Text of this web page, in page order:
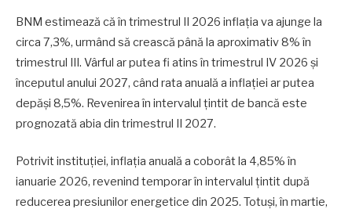
BNM estimează că în trimestrul II 2026 inflația va ajunge la
circa 7,3%, urmând să crească până la aproximativ 8% în
trimestrul III. Vârful ar putea fi atins în trimestrul IV 2026 și
începutul anului 2027, când rata anuală a inflației ar putea
depăși 8,5%. Revenirea în intervalul țintit de bancă este
prognozată abia din trimestrul II 2027.
Potrivit instituției, inflația anuală a coborât la 4,85% în
ianuarie 2026, revenind temporar în intervalul țintit după
reducerea presiunilor energetice din 2025. Totuși, în martie,